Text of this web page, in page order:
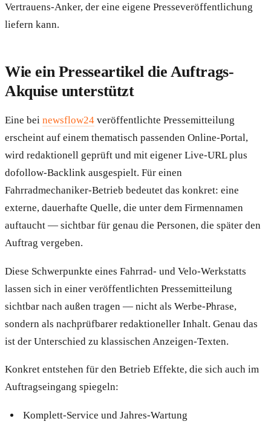
Vertrauens-Anker, der eine eigene Presseveröffentlichung
liefern kann.
Wie ein Presseartikel die Auftrags-
Akquise unterstützt
Eine bei newsflow24 veröffentlichte Pressemitteilung
erscheint auf einem thematisch passenden Online-Portal,
wird redaktionell geprüft und mit eigener Live-URL plus
dofollow-Backlink ausgespielt. Für einen
Fahrradmechaniker-Betrieb bedeutet das konkret: eine
externe, dauerhafte Quelle, die unter dem Firmennamen
auftaucht — sichtbar für genau die Personen, die später den
Auftrag vergeben.
Diese Schwerpunkte eines Fahrrad- und Velo-Werkstatts
lassen sich in einer veröffentlichten Pressemitteilung
sichtbar nach außen tragen — nicht als Werbe-Phrase,
sondern als nachprüfbarer redaktioneller Inhalt. Genau das
ist der Unterschied zu klassischen Anzeigen-Texten.
Konkret entstehen für den Betrieb Effekte, die sich auch im
Auftragseingang spiegeln:
Komplett-Service und Jahres-Wartung